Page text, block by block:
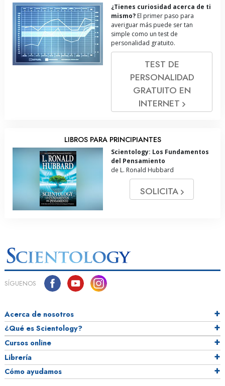
¿Tienes curiosidad acerca de ti
mismo? El primer paso para
averiguar más puede ser tan
simple como un test de
personalidad gratuito.
TEST DE
PERSONALIDAD
GRATUITO EN
INTERNET
LIBROS PARA PRINCIPIANTES
Scientology: Los Fundamentos
del Pensamiento
de L. Ronald Hubbard
SOLICITA
SÍGUENOS
Acerca de nosotros
¿Qué es Scientology?
Cursos online
Librería
Cómo ayudamos